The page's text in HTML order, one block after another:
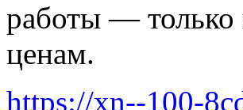
работы — только
ценам.
https://xn--100-